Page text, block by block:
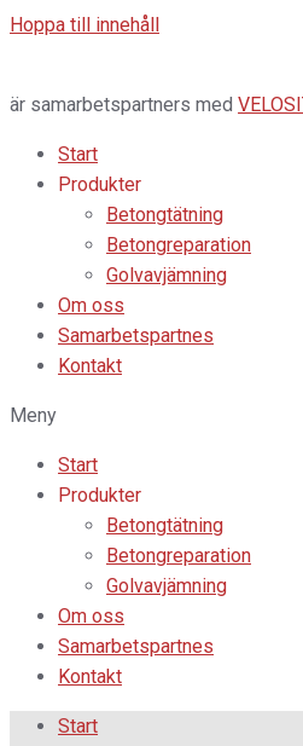
Hoppa till innehåll
är samarbetspartners med
Start
Produkter
Betongtätning
Betongreparation
Golvavjämning
Om oss
Samarbetspartnes
Kontakt
Meny
Start
Produkter
Betongtätning
Betongreparation
Golvavjämning
Om oss
Samarbetspartnes
Kontakt
Start